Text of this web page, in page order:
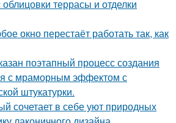
террасы и отделки
окно перестаёт работать так, как
поэтапный процесс создания
с мраморным эффектом с
штукатурки.
сочетает в себе уют природных